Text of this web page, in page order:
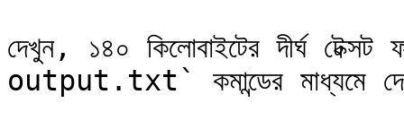
দেখুন, ১৪০ কিলোবাইটের দীর্ঘ
output.txt` কমান্ডের মাধ্যমে